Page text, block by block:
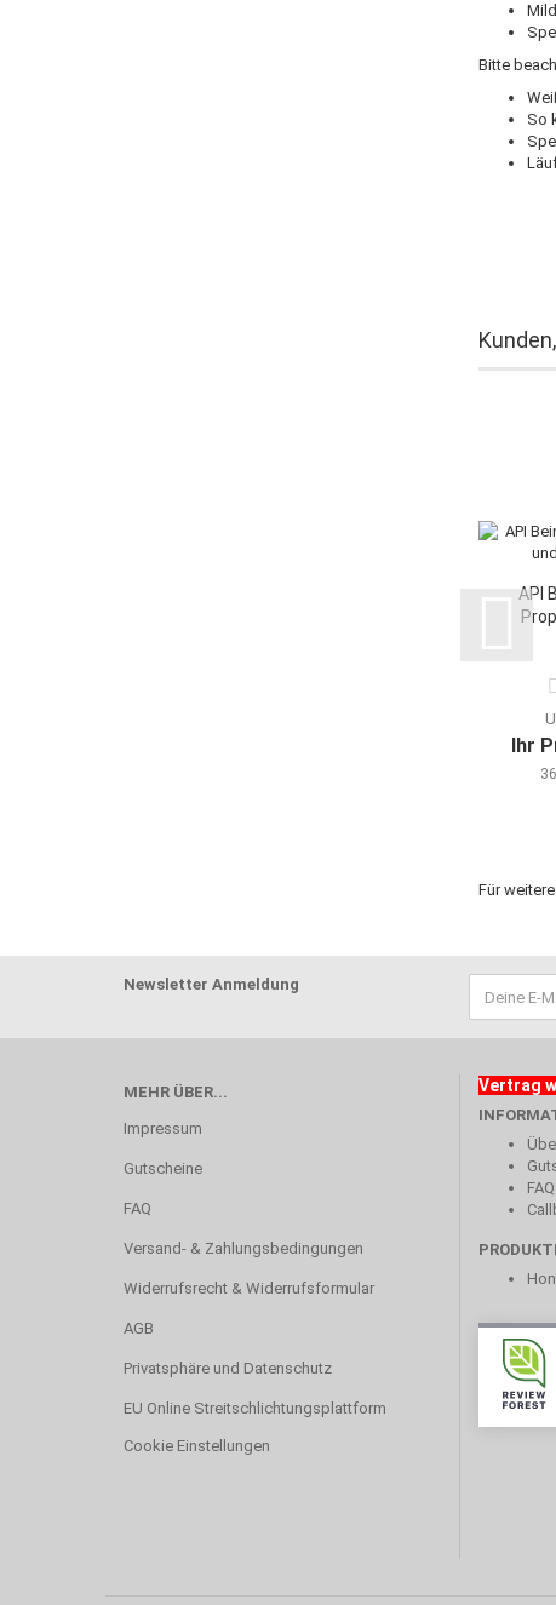
Bitte
So
API
Ihr
Für
Newsletter Anmeldung
MEHR ÜBER...
Impressum
Gutscheine
FAQ
Versand- & Zahlungsbedingungen
Widerrufsrecht & Widerrufsformular
AGB
Privatsphäre und Datenschutz
EU Online Streitschlichtungsplattform
Cookie Einstellungen
Vertrag
FAQ